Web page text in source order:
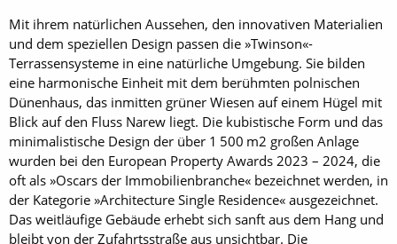
Mit ihrem natürlichen Aussehen, den innovativen Materialien
und dem speziellen Design passen die »Twinson«-
Terrassensysteme in eine natürliche Umgebung. Sie bilden
eine harmonische Einheit mit dem berühmten polnischen
Dünenhaus, das inmitten grüner Wiesen auf einem Hügel mit
Blick auf den Fluss Narew liegt. Die kubistische Form und das
minimalistische Design der über 1 500 m2 großen Anlage
wurden bei den European ­Property Awards 2023 – 2024, die
oft als »Oscars der Immobilienbranche« bezeichnet werden, in
der Kategorie »Architecture Single Residence« ausgezeichnet.
Das weitläufige Gebäude erhebt sich sanft aus dem Hang und
bleibt von der Zufahrtsstraße aus unsichtbar. Die